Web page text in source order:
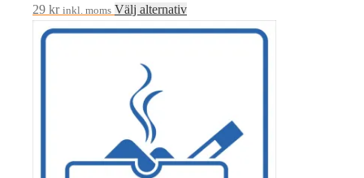
29 kr inkl. moms Välj alternativDen
här
olika
alternativen